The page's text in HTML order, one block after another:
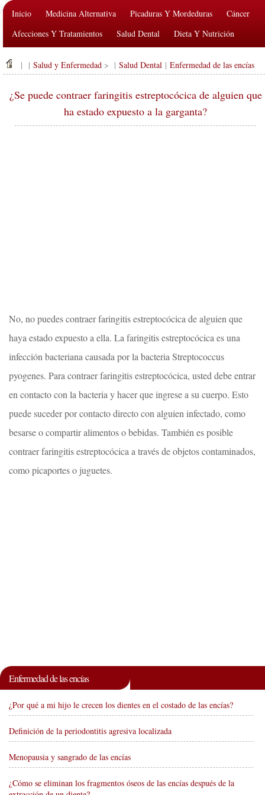
Inicio Medicina Alternativa Picaduras Y Mordeduras
Cáncer
Afecciones Y Tratamientos
Salud Dental
Dieta Y Nutrición
Salud Pública Y Seguridad
Cirugías Y Procedimientos Salud
| | Salud y Enfermedad > | Salud Dental | Enfermedad de las encías
¿Se puede contraer faringitis estreptocócica de alguien que
ha estado expuesto a la garganta?
No, no puedes contraer faringitis estreptocócica de alguien que
haya estado expuesto a ella. La faringitis estreptocócica es una
infección bacteriana causada por la bacteria Streptococcus
pyogenes. Para contraer faringitis estreptocócica, usted debe entrar
en contacto con la bacteria y hacer que ingrese a su cuerpo. Esto
puede suceder por contacto directo con alguien infectado, como
besarse o compartir alimentos o bebidas. También es posible
contraer faringitis estreptocócica a través de objetos contaminados,
como picaportes o juguetes.
Enfermedad de las encías
¿Por qué a mi hijo le crecen los dientes en el costado de las encías?
Definición de la periodontitis agresiva localizada
Menopausia y sangrado de las encías
¿Cómo se eliminan los fragmentos óseos de las encías después de la